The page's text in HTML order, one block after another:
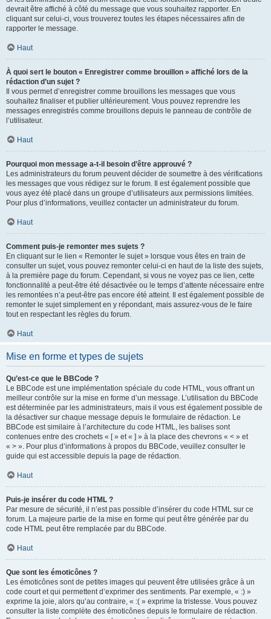
devrait être affiché à côté du message que vous souhaitez rapporter. En
cliquant sur celui-ci, vous trouverez toutes les étapes nécessaires afin de
rapporter le message.
Haut
À quoi sert le bouton « Enregistrer comme brouillon » affiché lors de la
rédaction d’un sujet ?
Il vous permet d’enregistrer comme brouillons les messages que vous
souhaitez finaliser et publier ultérieurement. Vous pouvez reprendre les
messages enregistrés comme brouillons depuis le panneau de contrôle de
l’utilisateur.
Haut
Pourquoi mon message a-t-il besoin d’être approuvé ?
Les administrateurs du forum peuvent décider de soumettre à des vérifications
les messages que vous rédigez sur le forum. Il est également possible que
vous ayez été placé dans un groupe d’utilisateurs aux permissions limitées.
Pour plus d’informations, veuillez contacter un administrateur du forum.
Haut
Comment puis-je remonter mes sujets ?
En cliquant sur le lien « Remonter le sujet » lorsque vous êtes en train de
consulter un sujet, vous pouvez remonter celui-ci en haut de la liste des sujets,
à la première page du forum. Cependant, si vous ne voyez pas ce lien, cette
fonctionnalité a peut-être été désactivée ou le temps d’attente nécessaire entre
les remontées n’a peut-être pas encore été atteint. Il est également possible de
remonter le sujet simplement en y répondant, mais assurez-vous de le faire
tout en respectant les règles du forum.
Haut
Mise en forme et types de sujets
Qu’est-ce que le BBCode ?
Le BBCode est une implémentation spéciale du code HTML, vous offrant un
meilleur contrôle sur la mise en forme d’un message. L’utilisation du BBCode
est déterminée par les administrateurs, mais il vous est également possible de
la désactiver sur chaque message depuis le formulaire de rédaction. Le
BBCode est similaire à l’architecture du code HTML, les balises sont
contenues entre des crochets « [ » et « ] » à la place des chevrons « < » et
« > ». Pour plus d’informations à propos du BBCode, veuillez consulter le
guide qui est accessible depuis la page de rédaction.
Haut
Puis-je insérer du code HTML ?
Par mesure de sécurité, il n’est pas possible d’insérer du code HTML sur ce
forum. La majeure partie de la mise en forme qui peut être générée par du
code HTML peut être remplacée par du BBCode.
Haut
Que sont les émoticônes ?
Les émoticônes sont de petites images qui peuvent être utilisées grâce à un
code court et qui permettent d’exprimer des sentiments. Par exemple, « :) »
exprime la joie, alors qu’au contraire, « :( » exprime la tristesse. Vous pouvez
consulter la liste complète des émoticônes depuis le formulaire de rédaction.